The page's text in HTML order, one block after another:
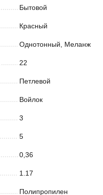
Бытовой
Красный
Однотонный, Меланж
22
Петлевой
Войлок
3
5
0,36
1.17
Полипропилен